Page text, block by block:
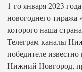
1-го января 2023
новогоднего тиража
которого наша
Телеграм-каналы
победителе
Нижний Новгород,